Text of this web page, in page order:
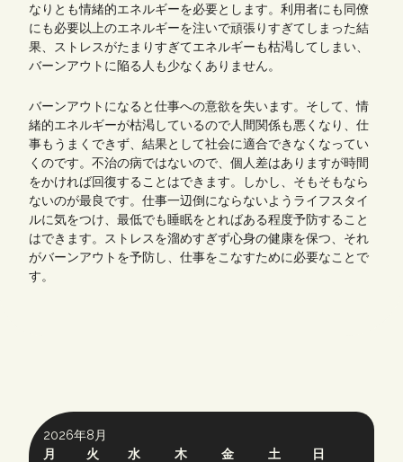
なりとも情緒的エネルギーを必要とします。利用者にも同僚
にも必要以上のエネルギーを注いで頑張りすぎてしまった結
果、ストレスがたまりすぎてエネルギーも枯渇してしまい、
バーンアウトに陥る人も少なくありません。
バーンアウトになると仕事への意欲を失います。そして、情
緒的エネルギーが枯渇しているので人間関係も悪くなり、仕
事もうまくできず、結果として社会に適合できなくなってい
くのです。不治の病ではないので、個人差はありますが時間
をかければ回復することはできます。しかし、そもそもなら
ないのが最良です。仕事一辺倒にならないようライフスタイ
ルに気をつけ、最低でも睡眠をとればある程度予防すること
はできます。ストレスを溜めすぎず心身の健康を保つ、それ
がバーンアウトを予防し、仕事をこなすために必要なことで
す。
2026年8月
月
火 水 木 金 土
日